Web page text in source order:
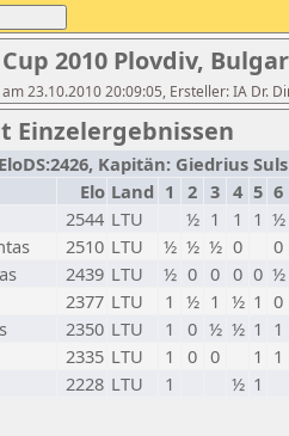
2010 Plovdiv,
23.10.2010 20:09:05, Ersteller: IA Dr.
Einzelergebnissen
Kapitän: Giedrius
Elo Land 1 2 3 4 5 6
2544 LTU ½ 1 1 1 ½
2510 LTU ½ ½ ½ 0
0
2439 LTU ½ 0 0 0 0 ½
2377 LTU 1 ½ 1 ½ 1 0
2350 LTU 1 0 ½ ½ 1 1
2335 LTU 1 0 0 1 1
2228 LTU 1 ½ 1